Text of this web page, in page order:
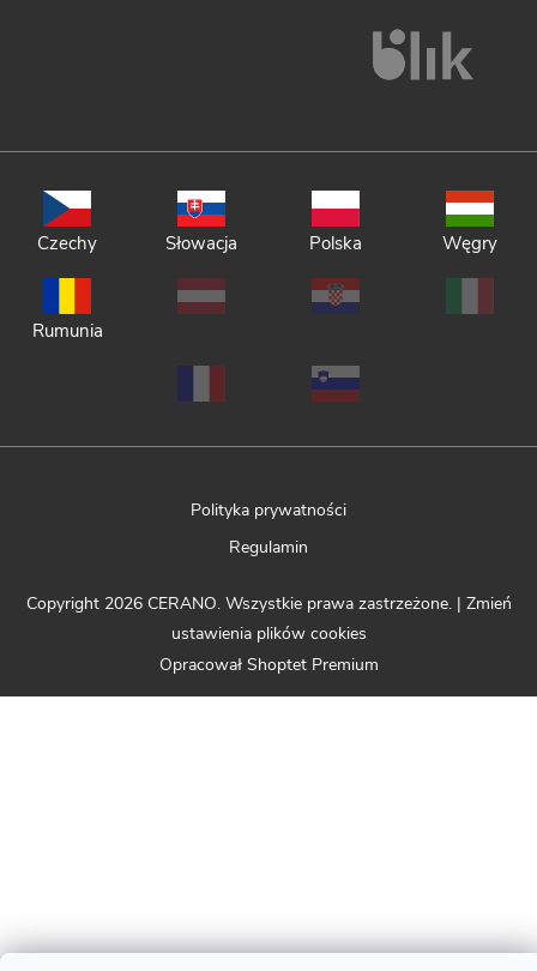
Czechy Słowacja Polska Węgry
Rumunia
Polityka prywatności
Regulamin
Opracował Shoptet Premium
Copyright 2026 CERANO. Wszystkie prawa zastrzeżone. | Zmień
ustawienia plików cookies